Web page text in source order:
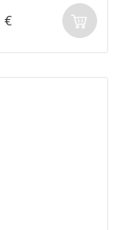
€